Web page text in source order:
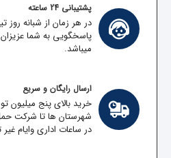
پشتیبانی 24 ساعته
در هر زمان از شبانه روز
پاسخگویی به شما
میباشد.
ارسال رایگان و سریع
خرید بالای پنج میلیون
در ساعات اداری وایام